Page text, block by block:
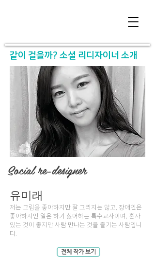
​같이 걸을까? 소셜 리디자이너 소개
Social re-designer​
유미래
저는 그림을 좋아하지만 잘 그리지는 않고, 장애인은
좋아하지만 일은 하기 싫어하는 특수교사이며, 혼자
있는 것이 좋지만 사람 만나는 것을 즐기는 사람입니
다.
전체 작가 보기